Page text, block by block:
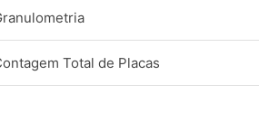
Total de Placas